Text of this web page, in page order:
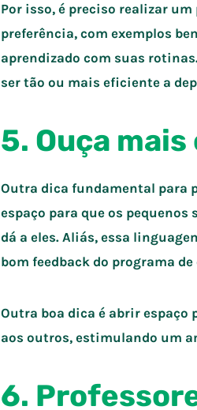
Por isso, é preciso realizar
preferência, com exemplos
aprendizado com suas
ser tão ou mais eficiente a
5. Ouça
Outra dica fundamental para
espaço para que os
dá a eles. Aliás, essa
bom feedback do programa
Outra boa dica é abrir espaço
aos outros, estimulando um
6.